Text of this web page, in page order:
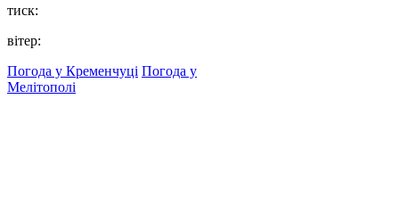
тиск:
вітер:
Погода у Кременчуці Погода у
Мелітополі